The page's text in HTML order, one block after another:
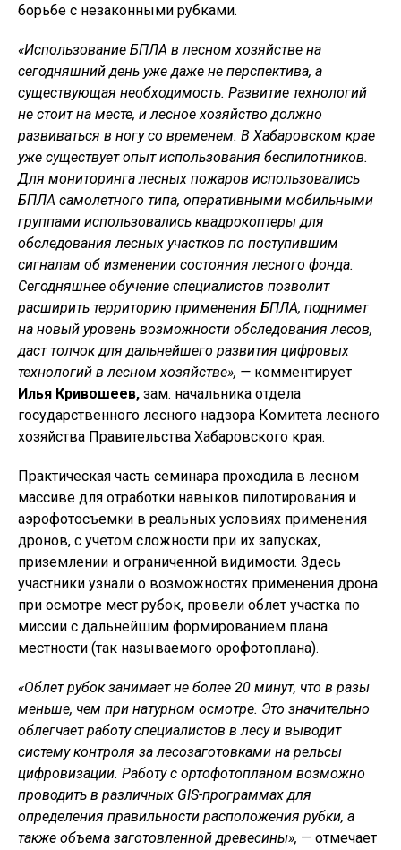
борьбе с незаконными рубками.
«Использование БПЛА в лесном хозяйстве на
сегодняшний день уже даже не перспектива, а
существующая необходимость. Развитие технологий
не стоит на месте, и лесное хозяйство должно
развиваться в ногу со временем. В Хабаровском крае
уже существует опыт использования беспилотников.
Для мониторинга лесных пожаров использовались
БПЛА самолетного типа, оперативными мобильными
группами использовались квадрокоптеры для
обследования лесных участков по поступившим
сигналам об изменении состояния лесного фонда.
Сегодняшнее обучение специалистов позволит
расширить территорию применения БПЛА, поднимет
на новый уровень возможности обследования лесов,
даст толчок для дальнейшего развития цифровых
технологий в лесном хозяйстве», — комментирует
Илья Кривошеев, зам. начальника отдела
государственного лесного надзора Комитета лесного
хозяйства Правительства Хабаровского края.
Практическая часть семинара проходила в лесном
массиве для отработки навыков пилотирования и
аэрофотосъемки в реальных условиях применения
дронов, с учетом сложности при их запусках,
приземлении и ограниченной видимости. Здесь
участники узнали о возможностях применения дрона
при осмотре мест рубок, провели облет участка по
миссии с дальнейшим формированием плана
местности (так называемого орофотоплана).
«Облет рубок занимает не более 20 минут, что в разы
меньше, чем при натурном осмотре. Это значительно
облегчает работу специалистов в лесу и выводит
систему контроля за лесозаготовками на рельсы
цифровизации. Работу с ортофотопланом возможно
проводить в различных GIS-программах для
определения правильности расположения рубки, а
также объема заготовленной древесины», — отмечает